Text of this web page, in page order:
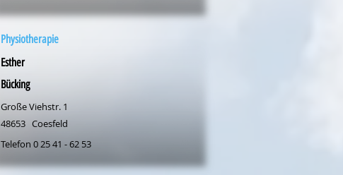
Physiotherapie
Esther
Bücking
Große Viehstr. 1
48653 Coesfeld
Telefon 0 25 41 - 62 53